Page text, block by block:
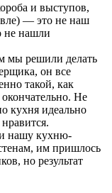
и выступов,
— это не наш
не нашли
мы решили делать
он все
такой, как
Не
кухня идеально
нашу кухню-
им пришлось
но результат